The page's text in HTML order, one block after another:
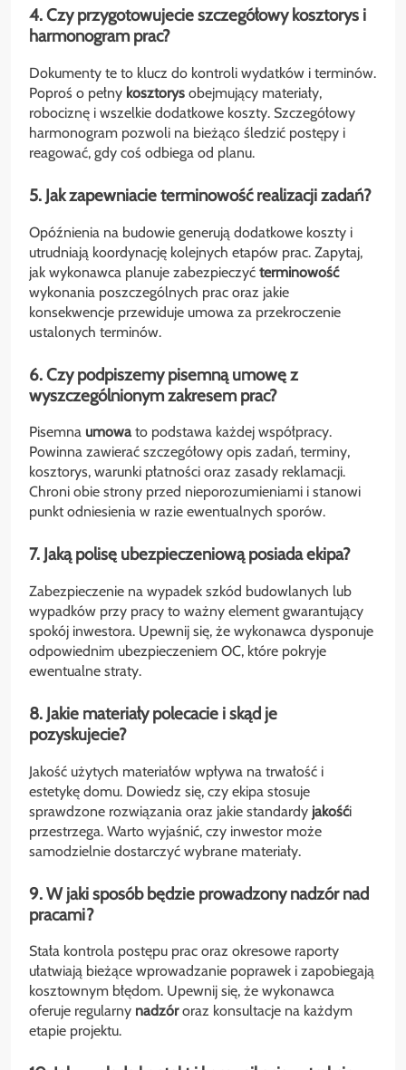
4. Czy przygotowujecie szczegółowy kosztorys i
harmonogram prac?
Dokumenty te to klucz do kontroli wydatków i terminów.
Poproś o pełny kosztorys obejmujący materiały,
robociznę i wszelkie dodatkowe koszty. Szczegółowy
harmonogram pozwoli na bieżąco śledzić postępy i
reagować, gdy coś odbiega od planu.
5. Jak zapewniacie terminowość realizacji zadań?
Opóźnienia na budowie generują dodatkowe koszty i
utrudniają koordynację kolejnych etapów prac. Zapytaj,
jak wykonawca planuje zabezpieczyć terminowość
wykonania poszczególnych prac oraz jakie
konsekwencje przewiduje umowa za przekroczenie
ustalonych terminów.
6. Czy podpiszemy pisemną umowę z
wyszczególnionym zakresem prac?
Pisemna umowato podstawa każdej współpracy.
Powinna zawierać szczegółowy opis zadań, terminy,
kosztorys, warunki płatności oraz zasady reklamacji.
Chroni obie strony przed nieporozumieniami i stanowi
punkt odniesienia w razie ewentualnych sporów.
7. Jaką polisę ubezpieczeniową posiada ekipa?
Zabezpieczenie na wypadek szkód budowlanych lub
wypadków przy pracy to ważny element gwarantujący
spokój inwestora. Upewnij się, że wykonawca dysponuje
odpowiednim ubezpieczeniem OC, które pokryje
ewentualne straty.
8. Jakie materiały polecacie i skąd je
pozyskujecie?
Jakość użytych materiałów wpływa na trwałość i
estetykę domu. Dowiedz się, czy ekipa stosuje
sprawdzone rozwiązania oraz jakie standardy jakośći
przestrzega. Warto wyjaśnić, czy inwestor może
samodzielnie dostarczyć wybrane materiały.
9. W jaki sposób będzie prowadzony nadzór nad
pracami?
Stała kontrola postępu prac oraz okresowe raporty
ułatwiają bieżące wprowadzanie poprawek i zapobiegają
kosztownym błędom. Upewnij się, że wykonawca
oferuje regularny nadzóroraz konsultacje na każdym
etapie projektu.